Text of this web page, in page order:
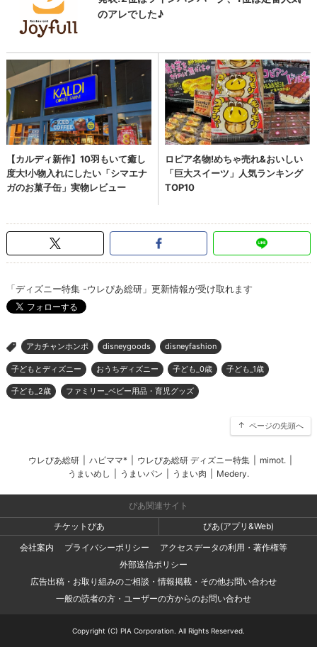
「ディズニー特集 -ウレぴあ総研」更新情報が受け取れます
> アカチャンホンポ disneygoods disneyfashion
子どもとディズニー おうちディズニー 子ども_0歳 子ども_1歳
子ども_2歳 ファミリー_ベビー用品・育児グッズ
ページの先頭へ
ウレぴあ総研 ハピママ* ウレぴあ総研 ディズニー特集 mimot.
うまいめし
うまいパン うまい肉 Medery.
ぴあ関連サイト
チケットぴあ
ぴあ(アプリ&Web)
会社案内
プライバシーポリシー
アクセスデータの利用・著作権等
外部送信ポリシー
広告出稿・お取り組みのご相談・情報掲載・その他お問い合わせ
一般の読者の方・ユーザーの方からのお問い合わせ
Copyright (C) PIA Corporation. All Rights Reserved.